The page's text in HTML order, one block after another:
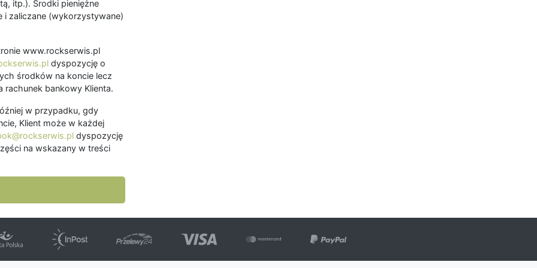
itp.). Środki pieniężne
i zaliczane (wykorzystywane)
www.rockserwis.pl
dyspozycję o
środków na koncie lecz
bankowy Klienta.
w przypadku, gdy
Klient może w każdej
dyspozycję
na wskazany w treści